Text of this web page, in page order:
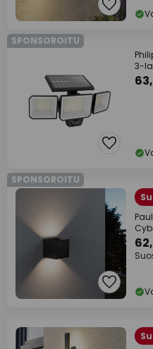
SPONSOROITU
3-
SPONSOROITU